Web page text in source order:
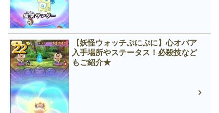
【妖怪ウォッチぷにぷに】心オバア
入手場所やステータス！必殺技など
もご紹介★